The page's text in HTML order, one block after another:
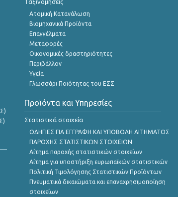
Ταξινομήσεις
Ατομική Κατανάλωση
Βιομηχανικά Προϊόντα
Επαγγέλματα
Μεταφορές
Οικονομικές δραστηριότητες
Περιβάλλον
Υγεία
Γλωσσάρι Ποιότητας του ΕΣΣ
Προϊόντα και Υπηρεσίες
Στατιστικά στοιχεία
ΟΔΗΓΙΕΣ ΓΙΑ ΕΓΓΡΑΦΗ ΚΑΙ ΥΠΟΒΟΛΗ ΑΙΤΗΜΑΤΟΣ
ΠΑΡΟΧΗΣ ΣΤΑΤΙΣΤΙΚΩΝ ΣΤΟΙΧΕΙΩΝ
Αίτημα παροχής στατιστικών στοιχείων
Αίτημα για υποστήριξη ευρωπαϊκών στατιστικών
Πολιτική Τιμολόγησης Στατιστικών Προϊόντων
Πνευματικά δικαιώματα και επαναχρησιμοποίηση
στοιχείων